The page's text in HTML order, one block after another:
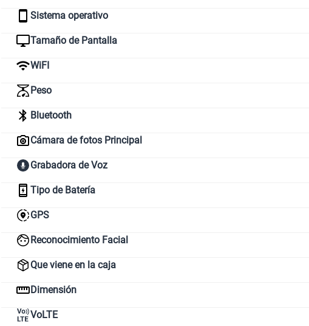
Sistema operativo
Tamaño de Pantalla
WiFI
Peso
Bluetooth
Cámara de fotos Principal
Grabadora de Voz
Tipo de Batería
GPS
Reconocimiento Facial
Que viene en la caja
Dimensión
VoLTE